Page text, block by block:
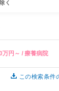
く
関西
病棟、外来など
万円～ / 療養病院
この検索条件